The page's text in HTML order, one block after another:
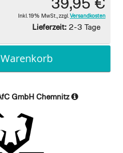
39,95 €
Inkl. 19% MwSt. zzgl. Versandkosten
Lieferzeit: 2-3 Tage
GmbH Chemnitz